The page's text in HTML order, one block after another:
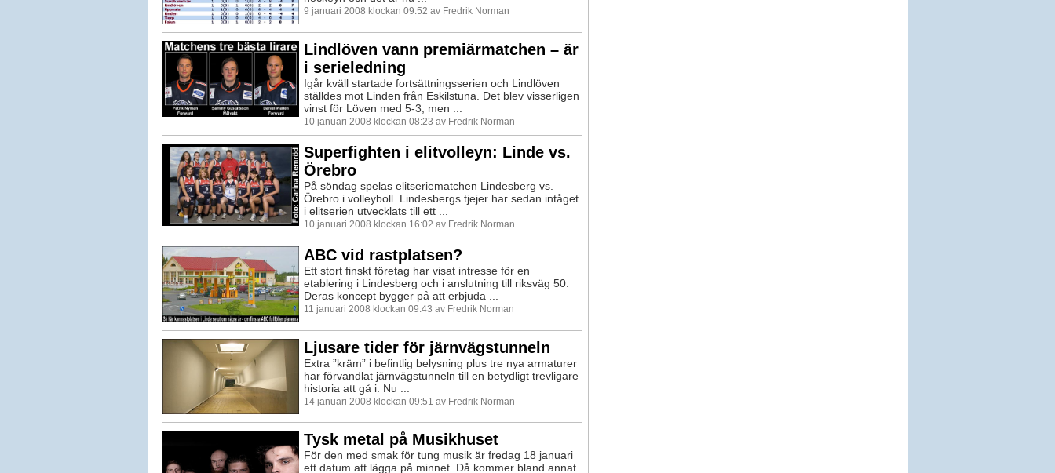
9 januari 2008 klockan 09:52 av Fredrik Norman
Lindlöven vann premiärmatchen – är
i serieledning
Igår kväll startade fortsättningsserien och Lindlöven
ställdes mot Linden från Eskilstuna. Det blev visserligen
vinst för Löven med 5-3, men ...
10 januari 2008 klockan 08:23 av Fredrik Norman
Superfighten i elitvolleyn: Linde vs.
Örebro
På söndag spelas elitseriematchen Lindesberg vs.
Örebro i volleyboll. Lindesbergs tjejer har sedan intåget
i elitserien utvecklats till ett ...
10 januari 2008 klockan 16:02 av Fredrik Norman
ABC vid rastplatsen?
Ett stort finskt företag har visat intresse för en
etablering i Lindesberg och i anslutning till riksväg 50.
Deras koncept bygger på att erbjuda ...
11 januari 2008 klockan 09:43 av Fredrik Norman
Ljusare tider för järnvägstunneln
Extra ”kräm” i befintlig belysning plus tre nya armaturer
har förvandlat järnvägstunneln till en betydligt trevligare
historia att gå i. Nu ...
14 januari 2008 klockan 09:51 av Fredrik Norman
Tysk metal på Musikhuset
För den med smak för tung musik är fredag 18 januari
ett datum att lägga på minnet. Då kommer bland annat